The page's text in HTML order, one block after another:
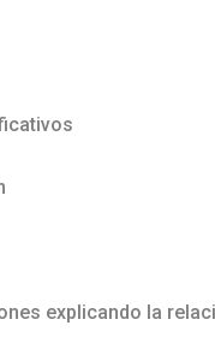
explicando la